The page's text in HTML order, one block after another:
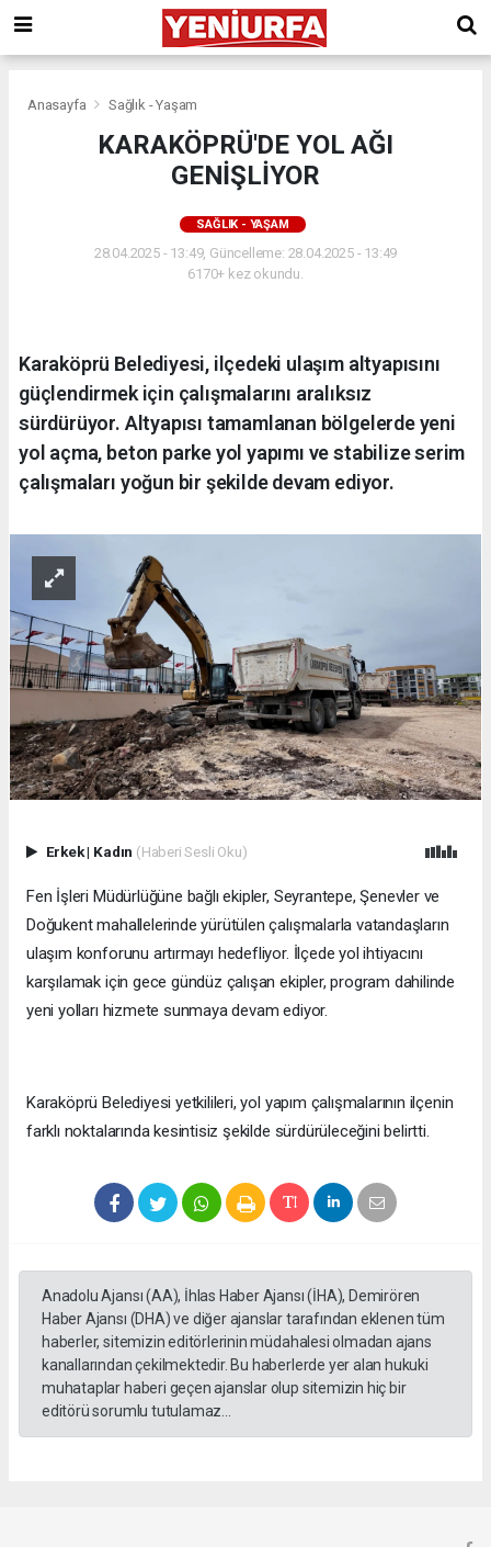
Anasayfa Sağlık - Yaşam
KARAKÖPRÜ'DE YOL AĞI
GENİŞLİYOR
SAĞLIK - YAŞAM
28.04.2025 - 13:49, Güncelleme: 28.04.2025 - 13:49
6170+ kez okundu.
Karaköprü Belediyesi, ilçedeki ulaşım altyapısını
güçlendirmek için çalışmalarını aralıksız
sürdürüyor. Altyapısı tamamlanan bölgelerde yeni
yol açma, beton parke yol yapımı ve stabilize serim
çalışmaları yoğun bir şekilde devam ediyor.
Erkek| Kadın (Haberi Sesli Oku)
Fen İşleri Müdürlüğüne bağlı ekipler, Seyrantepe, Şenevler ve
Doğukent mahallelerinde yürütülen çalışmalarla vatandaşların
ulaşım konforunu artırmayı hedefliyor. İlçede yol ihtiyacını
karşılamak için gece gündüz çalışan ekipler, program dahilinde
yeni yolları hizmete sunmaya devam ediyor.
Karaköprü Belediyesi yetkilileri, yol yapım çalışmalarının ilçenin
farklı noktalarında kesintisiz şekilde sürdürüleceğini belirtti.
Anadolu Ajansı (AA), İhlas Haber Ajansı (İHA), Demirören
Haber Ajansı (DHA) ve diğer ajanslar tarafından eklenen tüm
haberler, sitemizin editörlerinin müdahalesi olmadan ajans
kanallarından çekilmektedir. Bu haberlerde yer alan hukuki
muhataplar haberi geçen ajanslar olup sitemizin hiç bir
editörü sorumlu tutulamaz...